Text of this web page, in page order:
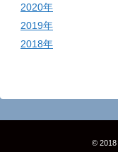
2020年
2019年
2018年
© 2018